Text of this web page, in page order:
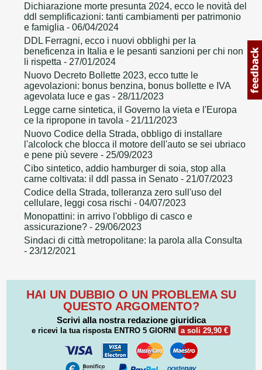
Dichiarazione morte presunta 2024, ecco le novità del
ddl semplificazioni: tanti cambiamenti per patrimonio
e famiglia - 06/04/2024
DDL Ferragni, ecco i nuovi obblighi per la
beneficenza in Italia e le pesanti sanzioni per chi non
li rispetta - 27/01/2024
Nuovo Decreto Bollette 2023, ecco tutte le
agevolazioni: bonus benzina, bonus bollette e IVA
agevolata luce e gas - 28/11/2023
Legge carne sintetica, il Governo la vieta e l'Europa
ce la ripropone in tavola - 21/11/2023
Nuovo Codice della Strada, obbligo di installare
l'alcolock che blocca il motore dell'auto se sei ubriaco
e pene più severe - 25/09/2023
Cibo sintetico, addio hamburger di soia, stop alla
carne coltivata: il ddl passa in Senato - 21/07/2023
Codice della Strada, tolleranza zero sull'uso del
cellulare, leggi cosa rischi - 04/07/2023
Monopattini: in arrivo l'obbligo di casco e
assicurazione? - 29/06/2023
Sindaci di città metropolitane: la parola alla Consulta
- 23/12/2021
HAI UN DUBBIO O UN PROBLEMA SU
QUESTO ARGOMENTO?
Scrivi alla nostra redazione giuridica
e ricevi la tua risposta ENTRO 5 GIORNI a soli 29,90 €